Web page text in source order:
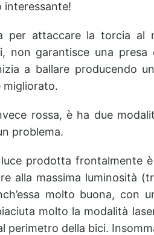
interessante!
per attaccare la torcia al
non garantisce una
a ballare producendo
migliorato.
rossa, è ha due
problema.
prodotta frontalmente
alla massima luminosità
molto buona, con
molto la modalità
perimetro della bici.